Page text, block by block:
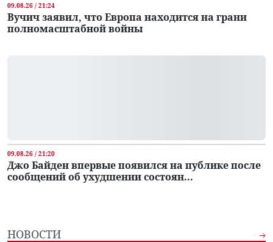
09.08.26 / 21:24
Вучич заявил, что Европа находится на грани
полномасштабной войны
09.08.26 / 21:20
Джо Байден впервые появился на публике после
сообщений об ухудшении состоян...
НОВОСТИ